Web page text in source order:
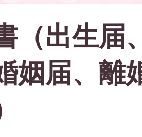
（出生届
姻届、離